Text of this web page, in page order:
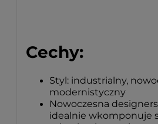
Cechy:
Styl: industrialny,
modernistyczny
Nowoczesna
idealnie wkomponuje